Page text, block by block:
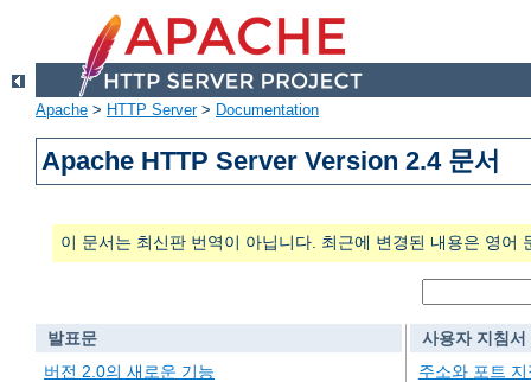
Apache > HTTP Server> Documentation
Apache HTTP Server Version 2.4 문서
이 문서는 최신판 번역이 아닙니다. 최근에 변경된 내용은 영어
발표문
버전 2.0의 새로운 기능
사용자 지침서
주소와 포트 지